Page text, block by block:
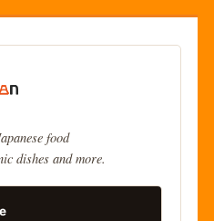
food
dishes and more.